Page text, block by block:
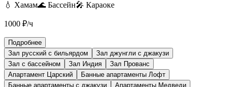
💧 Хамам🌊 Бассейн🎤 Караоке
1000 ₽/ч
Подробнее
Зал русский с бильярдом
Зал джунгли с джакузи
Зал с бассейном
Зал Индия
Зал Прованс
Апартамент Царский
Банные апартаменты Лофт
Банные апартаменты с джакузи
Апартаменты Медведи